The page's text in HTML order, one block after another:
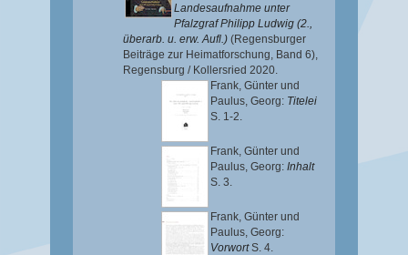
Landesaufnahme unter
Pfalzgraf Philipp Ludwig (2.,
überarb. u. erw. Aufl.) (Regensburger
Beiträge zur Heimatforschung, Band 6),
Regensburg / Kollersried 2020.
Frank, Günter und
Paulus, Georg: Titelei
S. 1-2.
Frank, Günter und
Paulus, Georg: Inhalt
S. 3.
Frank, Günter und
Paulus, Georg:
VorwortS. 4.